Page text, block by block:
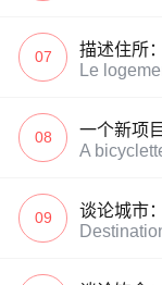
07
描述住所
Le
08
一个新项
A
09
谈论城市